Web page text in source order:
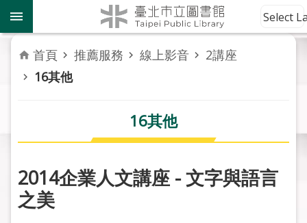
跳到主要內容區塊
到
館
資
訊
務
活
動
報
Select
首頁 推薦服務 線上影音
2講座
16其他
16其他
2014企業人文講座 - 文字與語言
之美